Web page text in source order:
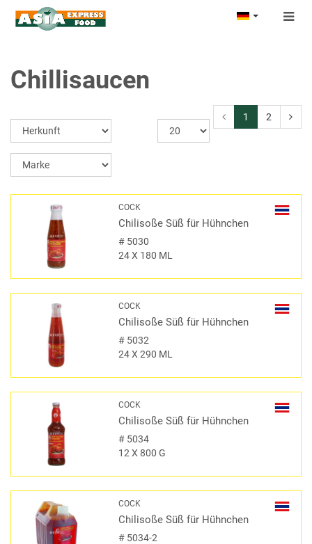
Chillisaucen
1 2
COCK
Chilisoße Süß für Hühnchen
#5030
24 X 180 ML
COCK
Chilisoße Süß für Hühnchen
#5032
24 X 290 ML
COCK
Chilisoße Süß für Hühnchen
#5034
12 X 800 G
COCK
Chilisoße Süß für Hühnchen
#5034-2